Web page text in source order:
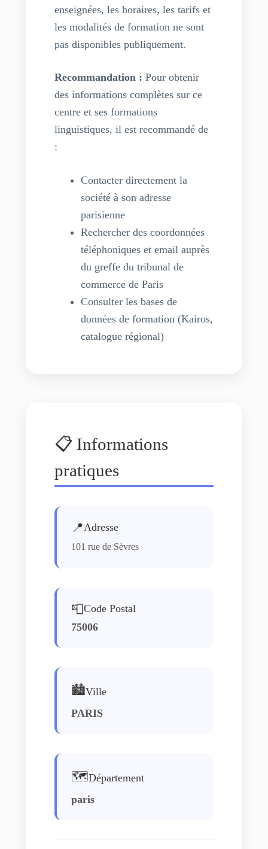
enseignées, les horaires, les tarifs et
les modalités de formation ne sont
pas disponibles publiquement.
Recommandation : Pour obtenir
des informations complètes sur ce
centre et ses formations
linguistiques, il est recommandé de
:
Contacter directement la
société à son adresse
parisienne
Rechercher des coordonnées
téléphoniques et email auprès
du greffe du tribunal de
commerce de Paris
Consulter les bases de
données de formation (Kairos,
catalogue régional)
📋 Informations
pratiques
📍Adresse
101 rue de Sèvres
📮Code Postal
75006
🏙️Ville
PARIS
🗺️Département
paris